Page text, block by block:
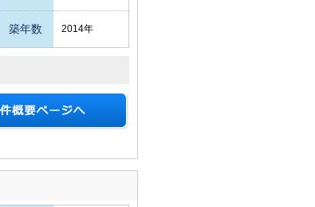
築年数 2014年